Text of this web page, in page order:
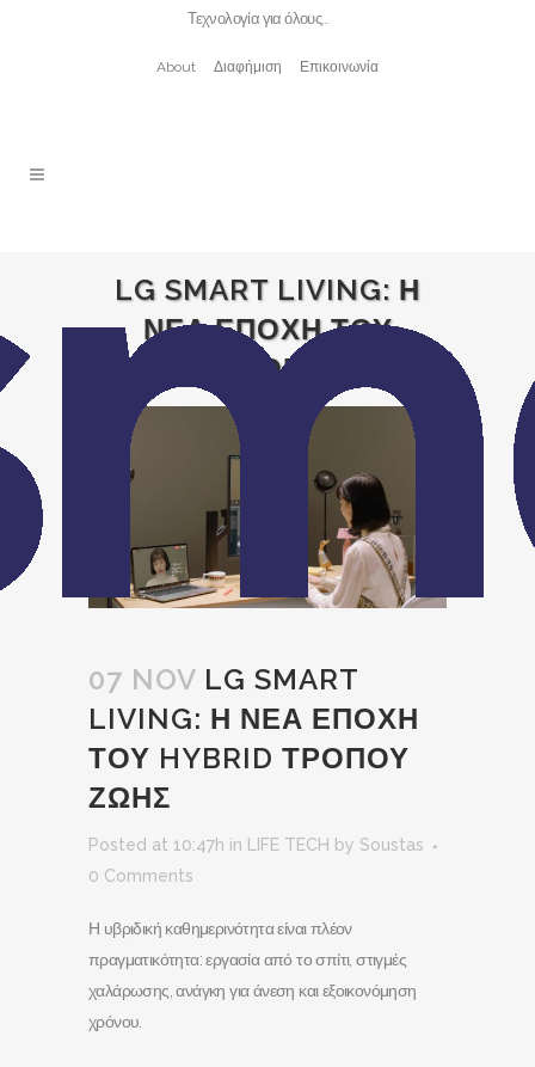
Τεχνολογία για όλους…
About Διαφήμιση Επικοινωνία
LG SMART LIVING: Η
ΝΕΑ ΕΠΟΧΗ ΤΟΥ
HYBRID ΤΡΟΠΟΥ ΖΩΗΣ
07 NOV LG SMART
LIVING: Η ΝΕΑ ΕΠΟΧΗ
ΤΟΥ HYBRID ΤΡΟΠΟΥ
ΖΩΗΣ
Posted at 10:47h in LIFE TECH by Soustas
0 Comments
Η υβριδική καθημερινότητα είναι πλέον
πραγματικότητα: εργασία από το σπίτι, στιγμές
χαλάρωσης, ανάγκη για άνεση και εξοικονόμηση
χρόνου.